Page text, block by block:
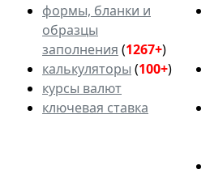
формы, бланки и
образцы
заполнения (1267+)
калькуляторы (100+)
курсы валют
ключевая ставка